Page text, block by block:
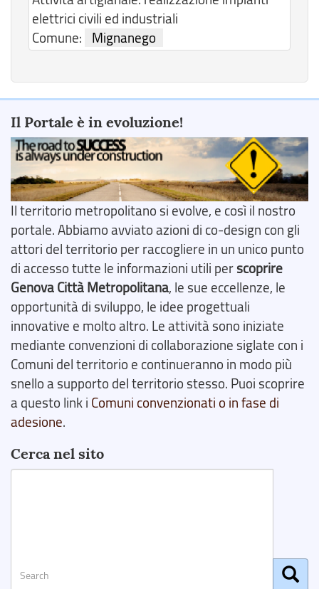
elettrici civili ed industriali
Comune:
Mignanego
Il Portale è in evoluzione!
Il territorio metropolitano si evolve, e così il nostro
portale. Abbiamo avviato azioni di co-design con gli
attori del territorio per raccogliere in un unico punto
di accesso tutte le informazioni utili perscoprire
Genova Città Metropolitana, le sue eccellenze, le
opportunità di sviluppo, le idee progettuali
innovative e molto altro. Le attività sono iniziate
mediante convenzioni di collaborazione siglate con i
Comuni del territorio e continueranno in modo più
snello a supporto del territorio stesso. Puoi scoprire
a questo link i Comuni convenzionati o in fase di
adesione.
Cerca nel sito